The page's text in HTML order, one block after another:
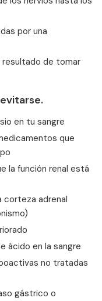
por una
resultado de tomar
en tu sangre
que
la función renal está
corteza adrenal
ácido en la sangre
no tratadas
gástrico o